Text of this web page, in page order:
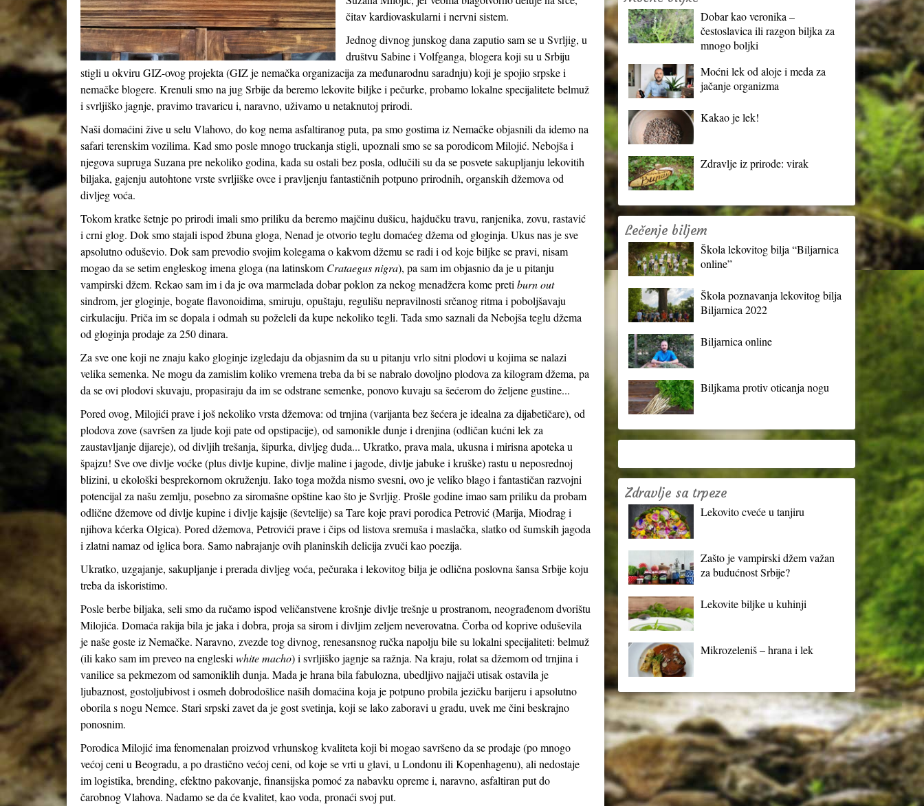
čitav kardiovaskularni i nervni sistem.
Jednog divnog junskog dana zaputio sam se u Svrljig, u
društvu Sabine i Volfganga, blogera koji su u Srbiju
stigli u okviru GIZ-ovog projekta (GIZ je nemačka organizacija za međunarodnu saradnju) koji je spojio srpske i
nemačke blogere. Krenuli smo na jug Srbije da beremo lekovite biljke i pečurke, probamo lokalne specijalitete belmuž
i svrljiško jagnje, pravimo travaricu i, naravno, uživamo u netaknutoj prirodi.
Naši domaćini žive u selu Vlahovo, do kog nema asfaltiranog puta, pa smo gostima iz Nemačke objasnili da idemo na
safari terenskim vozilima. Kad smo posle mnogo truckanja stigli, upoznali smo se sa porodicom Milojić. Nebojša i
njegova supruga Suzana pre nekoliko godina, kada su ostali bez posla, odlučili su da se posvete sakupljanju lekovitih
biljaka, gajenju autohtone vrste svrljiške ovce i pravljenju fantastičnih potpuno prirodnih, organskih džemova od
divljeg voća.
Tokom kratke šetnje po prirodi imali smo priliku da beremo majčinu dušicu, hajdučku travu, ranjenika, zovu, rastavić
i crni glog. Dok smo stajali ispod žbuna gloga, Nenad je otvorio teglu domaćeg džema od gloginja. Ukus nas je sve
apsolutno oduševio. Dok sam prevodio svojim kolegama o kakvom džemu se radi i od koje biljke se pravi, nisam
mogao da se setim engleskog imena gloga (na latinskom Crataegus nigra), pa sam im objasnio da je u pitanju
vampirski džem. Rekao sam im i da je ova marmelada dobar poklon za nekog menadžera kome preti burn out
sindrom, jer gloginje, bogate flavonoidima, smiruju, opuštaju, regulišu nepravilnosti srčanog ritma i poboljšavaju
cirkulaciju. Priča im se dopala i odmah su poželeli da kupe nekoliko tegli. Tada smo saznali da Nebojša teglu džema
od gloginja prodaje za 250 dinara.
Za sve one koji ne znaju kako gloginje izgledaju da objasnim da su u pitanju vrlo sitni plodovi u kojima se nalazi
velika semenka. Ne mogu da zamislim koliko vremena treba da bi se nabralo dovoljno plodova za kilogram džema, pa
da se ovi plodovi skuvaju, propasiraju da im se odstrane semenke, ponovo kuvaju sa šećerom do željene gustine...
Pored ovog, Milojići prave i još nekoliko vrsta džemova: od trnjina (varijanta bez šećera je idealna za dijabetičare), od
plodova zove (savršen za ljude koji pate od opstipacije), od samonikle dunje i drenjina (odličan kućni lek za
zaustavljanje dijareje), od divljih trešanja, šipurka, divljeg duda... Ukratko, prava mala, ukusna i mirisna apoteka u
špajzu! Sve ove divlje voćke (plus divlje kupine, divlje maline i jagode, divlje jabuke i kruške) rastu u neposrednoj
blizini, u ekološki besprekornom okruženju. Iako toga možda nismo svesni, ovo je veliko blago i fantastičan razvojni
potencijal za našu zemlju, posebno za siromašne opštine kao što je Svrljig. Prošle godine imao sam priliku da probam
odlične džemove od divlje kupine i divlje kajsije (ševtelije) sa Tare koje pravi porodica Petrović (Marija, Miodrag i
njihova kćerka Olgica). Pored džemova, Petrovići prave i čips od listova sremuša i maslačka, slatko od šumskih jagoda
i zlatni namaz od iglica bora. Samo nabrajanje ovih planinskih delicija zvuči kao poezija.
Ukratko, uzgajanje, sakupljanje i prerada divljeg voća, pečuraka i lekovitog bilja je odlična poslovna šansa Srbije koju
treba da iskoristimo.
Posle berbe biljaka, seli smo da ručamo ispod veličanstvene krošnje divlje trešnje u prostranom, neograđenom dvorištu
Milojića. Domaća rakija bila je jaka i dobra, proja sa sirom i divljim zeljem neverovatna. Čorba od koprive oduševila
je naše goste iz Nemačke. Naravno, zvezde tog divnog, renesansnog ručka napolju bile su lokalni specijaliteti: belmuž
(ili kako sam im preveo na engleski white macho) i svrljiško jagnje sa ražnja. Na kraju, rolat sa džemom od trnjina i
vanilice sa pekmezom od samoniklih dunja. Mada je hrana bila fabulozna, ubedljivo najjači utisak ostavila je
ljubaznost, gostoljubivost i osmeh dobrodošlice naših domaćina koja je potpuno probila jezičku barijeru i apsolutno
oborila s nogu Nemce. Stari srpski zavet da je gost svetinja, koji se lako zaboravi u gradu, uvek me čini beskrajno
ponosnim.
Porodica Milojić ima fenomenalan proizvod vrhunskog kvaliteta koji bi mogao savršeno da se prodaje (po mnogo
većoj ceni u Beogradu, a po drastično većoj ceni, od koje se vrti u glavi, u Londonu ili Kopenhagenu), ali nedostaje
im logistika, brending, efektno pakovanje, finansijska pomoć za nabavku opreme i, naravno, asfaltiran put do
čarobnog Vlahova. Nadamo se da će kvalitet, kao voda, pronaći svoj put.
Dobar kao veronika –
čestoslavica ili razgon biljka za
mnogo boljki
Moćni lek od aloje i meda za
jačanje organizma
Kakao je lek!
Zdravlje iz prirode: virak
Lečenje biljem
Škola lekovitog bilja “Biljarnica
online”
Škola poznavanja lekovitog bilja
Biljarnica 2022
Biljarnica online
Biljkama protiv oticanja nogu
Zdravlje sa trpeze
Lekovito cveće u tanjiru
Zašto je vampirski džem važan
za budućnost Srbije?
Lekovite biljke u kuhinji
Mikrozeleniš – hrana i lek